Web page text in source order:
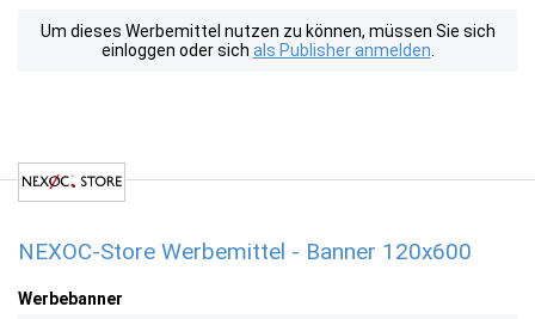
Um dieses Werbemittel nutzen zu können, müssen Sie sich
einloggen oder sich als Publisher anmelden
NEXOC-Store Werbemittel - Banner 120x600
Werbebanner